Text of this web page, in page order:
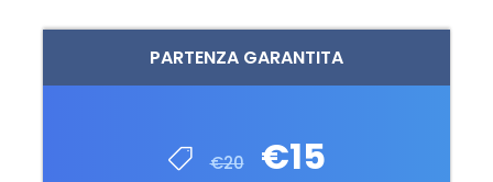
PARTENZA GARANTITA
€20 €15